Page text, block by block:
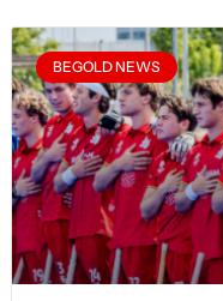
BEGOLD NEWS